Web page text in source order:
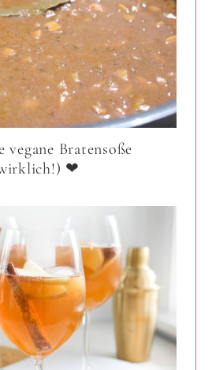
vegane Bratensoße
❤